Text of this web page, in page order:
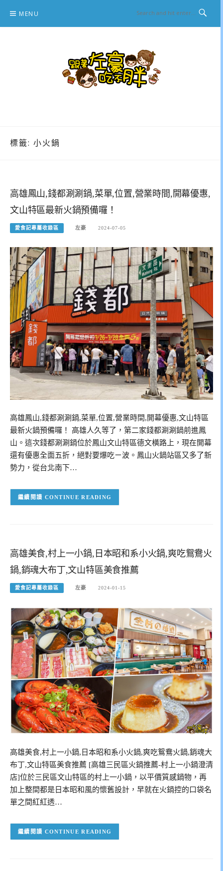
content
MENU
標籤: 小火鍋
高雄鳳山,錢都涮涮鍋,菜單,位置,營業時間,開幕優惠,
文山特區最新火鍋預備囉！
愛食記專屬收錄區 左豪 2024-07-05
高雄鳳山,錢都涮涮鍋,菜單,位置,營業時間,開幕優惠,文山特區
最新火鍋預備囉！ 高雄人久等了，第二家錢都涮涮鍋前進鳳
山。這次錢都涮涮鍋位於鳳山文山特區德文橫路上，現在開幕
還有優惠全面五折，絕對要爆吃ㄧ波。鳳山火鍋站區又多了新
勢力，從台北南下…
CONTINUE READING
高雄美食,村上一小鍋,日本昭和系小火鍋,爽吃鴛鴦火
鍋,銷魂大布丁,文山特區美食推薦
愛食記專屬收錄區 左豪 2024-01-15
高雄美食,村上一小鍋,日本昭和系小火鍋,爽吃鴛鴦火鍋,銷魂大
布丁,文山特區美食推薦 [高雄三民區火鍋推薦-村上一小鍋澄清
店]位於三民區文山特區的村上一小鍋，以平價質感鍋物，再
加上整間都是日本昭和風的懷舊設計，早就在火鍋控的口袋名
單之間紅紅透…
CONTINUE READING